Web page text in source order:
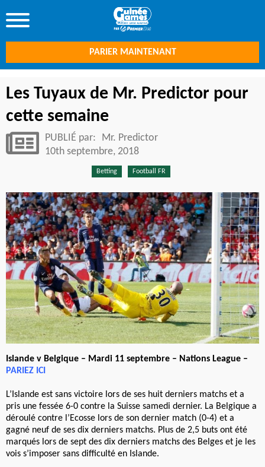
PARIER MAINTENANT
Les Tuyaux de Mr. Predictor pour
cette semaine
PUBLIÉ par:
Mr. Predictor
10th septembre, 2018
Betting Football FR
Islande v Belgique – Mardi 11 septembre – Nations League –
PARIEZ ICI
L’Islande est sans victoire lors de ses huit derniers matchs et a
pris une fessée 6-0 contre la Suisse samedi dernier. La Belgique a
déroulé contre l’Ecosse lors de son dernier match (0-4) et a
gagné neuf de ses dix derniers matchs. Plus de 2,5 buts ont été
marqués lors de sept des dix derniers matchs des Belges et je les
vois s’imposer sans difficulté en Islande.